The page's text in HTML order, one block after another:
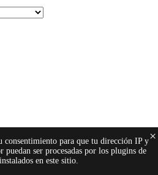
consentimiento para que tu dirección IP y
ser procesadas por los plugins de
en este sitio.
×